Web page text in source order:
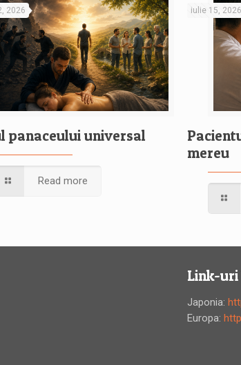
2026
panaceului universal
Read more
iulie 15, 2026
mereu
Link-uri
Japonia:
Europa: